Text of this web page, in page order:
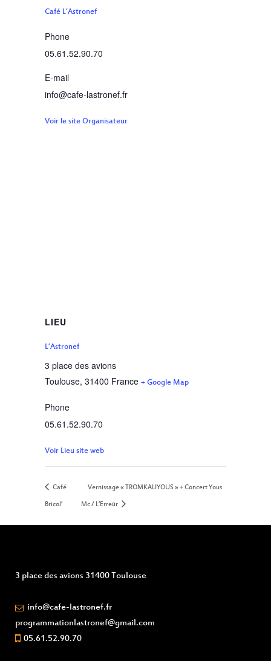
Café L’Astronef
Phone
05.61.52.90.70
E-mail
info@cafe-lastronef.fr
Voir le site Organisateur
LIEU
L’Astronef
3 place des avions
Toulouse, 31400 France + Google Map
Phone
05.61.52.90.70
Voir Lieu site web
Café
Bricol’
Vernissage « TROMKALIYOUS » + Concert Yous
Mc / L’Erreür
3 place des avions 31400 Toulouse
info@cafe-lastronef.fr
programmationlastronef@gmail.com
05.61.52.90.70